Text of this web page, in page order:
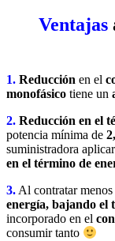
Ventajas
1. Reducción en el
monofásico tiene un
2. Reducción en el
potencia mínima de
suministradora
en el término de
3. Al contratar
energía, bajando el
incorporado en el
consumir tanto